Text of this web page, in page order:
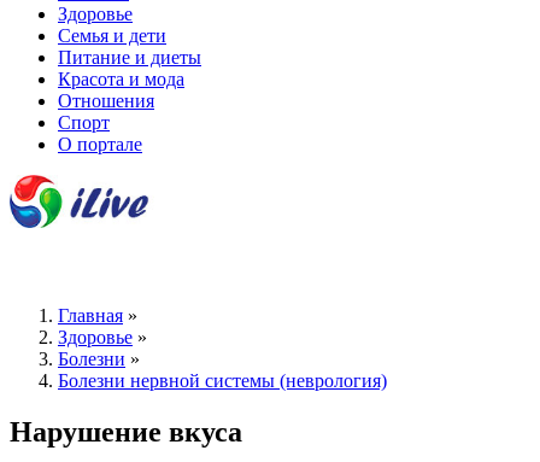
Здоровье
Семья и дети
Питание и диеты
Красота и мода
Отношения
Спорт
О портале
Главная »
Здоровье »
Болезни »
Болезни нервной системы (неврология)
Нарушение вкуса